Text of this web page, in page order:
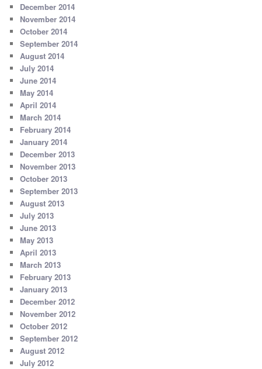
December 2014
November 2014
October 2014
September 2014
August 2014
July 2014
June 2014
May 2014
April 2014
March 2014
February 2014
January 2014
December 2013
November 2013
October 2013
September 2013
August 2013
July 2013
June 2013
May 2013
April 2013
March 2013
February 2013
January 2013
December 2012
November 2012
October 2012
September 2012
August 2012
July 2012